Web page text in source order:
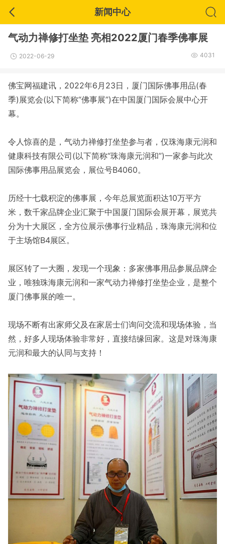
新闻中心
气动力禅修打坐垫 亮相2022厦门春季佛事展
2022-06-29 4031
佛宝网福建讯，2022年6月23日，厦门国际佛事用品(春
季)展览会(以下简称“佛事展”)在中国厦门国际会展中心开
幕。
令人惊喜的是，气动力禅修打坐垫参与者，仅珠海康元润和
健康科技有限公司(以下简称“珠海康元润和”)一家参与此次
国际佛事用品展览会，展位号B4060。
历经十七载积淀的佛事展，今年总展览面积达10万平方
米，数千家品牌企业汇聚于中国厦门国际会展开幕，展览共
分为十大展区，全方位展示佛事行业精品，珠海康元润和位
于主场馆B4展区。
展区转了一大圈，发现一个现象：多家佛事用品参展品牌企
业，唯独珠海康元润和一家气动力禅修打坐垫企业，是整个
厦门佛事展的唯一。
现场不断有出家师父及在家居士们询问交流和现场体验，当
然，好多人现场体验非常好，直接结缘回家。这是对珠海康
元润和最大的认同与支持！